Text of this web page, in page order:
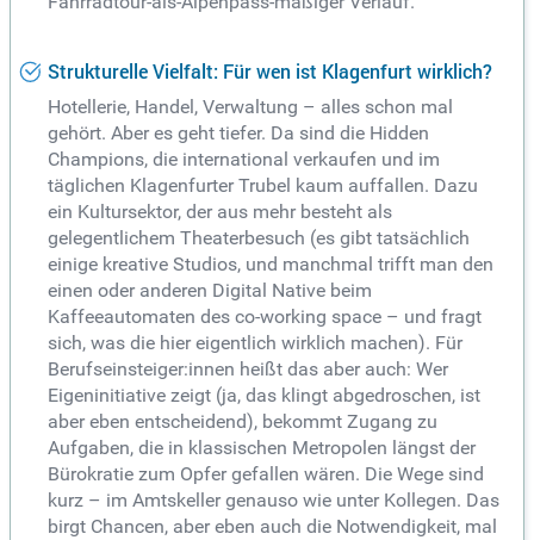
Strukturelle Vielfalt: Für wen ist Klagenfurt wirklich?
Hotellerie, Handel, Verwaltung – alles schon mal
gehört. Aber es geht tiefer. Da sind die Hidden
Champions, die international verkaufen und im
täglichen Klagenfurter Trubel kaum auffallen. Dazu
ein Kultursektor, der aus mehr besteht als
gelegentlichem Theaterbesuch (es gibt tatsächlich
einige kreative Studios, und manchmal trifft man den
einen oder anderen Digital Native beim
Kaffeeautomaten des co-working space – und fragt
sich, was die hier eigentlich wirklich machen). Für
Berufseinsteiger:innen heißt das aber auch: Wer
Eigeninitiative zeigt (ja, das klingt abgedroschen, ist
aber eben entscheidend), bekommt Zugang zu
Aufgaben, die in klassischen Metropolen längst der
Bürokratie zum Opfer gefallen wären. Die Wege sind
kurz – im Amtskeller genauso wie unter Kollegen. Das
birgt Chancen, aber eben auch die Notwendigkeit, mal